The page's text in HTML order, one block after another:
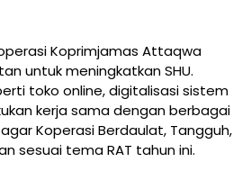
Koprimjamas Attaqwa
untuk meningkatkan SHU.
toko online, digitalisasi sistem
kerja sama dengan berbagai
Koperasi Berdaulat, Tangguh,
sesuai tema RAT tahun ini.